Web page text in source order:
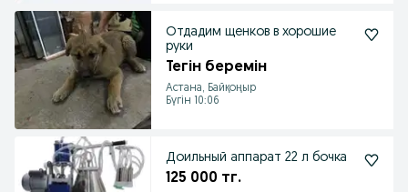
Отдадим щенков в хорошие
руки
Тегін беремін
Астана, Байқоңыр
Бүгін 10:06
Доильный аппарат 22 л бочка
125 000 тг.